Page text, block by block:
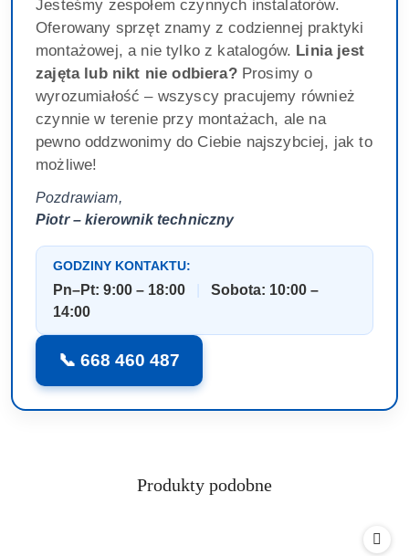
Jesteśmy zespołem czynnych instalatorów.
Oferowany sprzęt znamy z codziennej praktyki
montażowej, a nie tylko z katalogów. Linia jest
zajęta lub nikt nie odbiera?Prosimy o
wyrozumiałość – wszyscy pracujemy również
czynnie w terenie przy montażach, ale na
pewno oddzwonimy do Ciebie najszybciej, jak to
możliwe!
Pozdrawiam,
Piotr – kierownik techniczny
GODZINY KONTAKTU:
Pn–Pt: 9:00 – 18:00
Sobota: 10:00 –
14:00
📞 668 460 487
Pomiń karuzelę produktów
Produkty
Produkty podobne